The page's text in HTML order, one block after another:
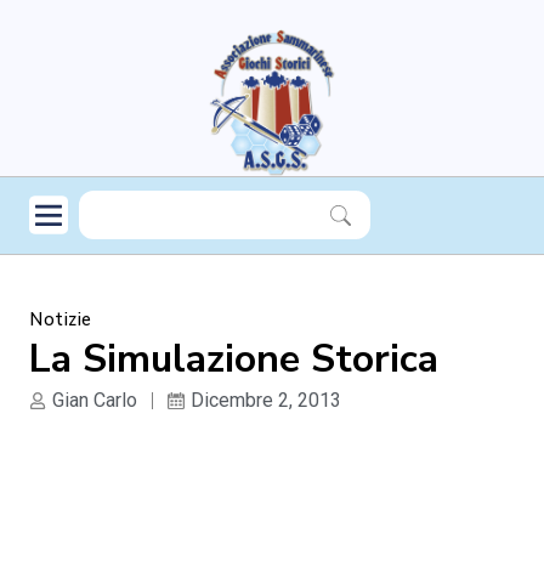
Notizie
La Simulazione Storica
Gian Carlo Dicembre 2, 2013